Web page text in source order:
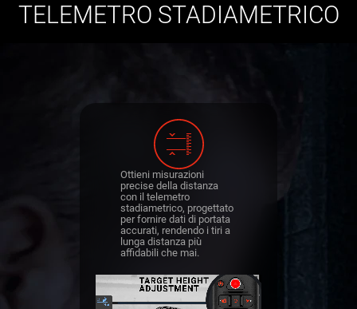
TELEMETRO STADIAMETRICO
Ottieni misurazioni
precise della distanza
con il telemetro
stadiametrico, progettato
per fornire dati di portata
accurati, rendendo i tiri a
lunga distanza più
affidabili che mai.